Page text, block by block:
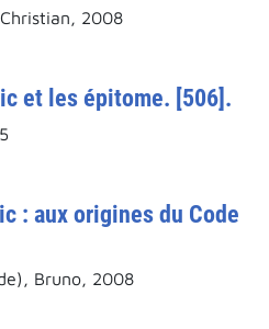
Christian, 2008
et les épitome. [506].
: aux origines du Code
Bruno, 2008